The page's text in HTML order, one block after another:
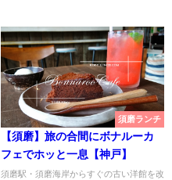
須磨ランチ
【須磨】旅の合間にボナルーカ
フェでホッと一息【神戸】
須磨駅・須磨海岸からすぐの古い洋館を改